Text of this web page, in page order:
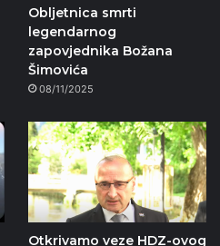
Obljetnica smrti
legendarnog
zapovjednika Božana
Šimovića
08/11/2025
Otkrivamo veze HDZ-ovog